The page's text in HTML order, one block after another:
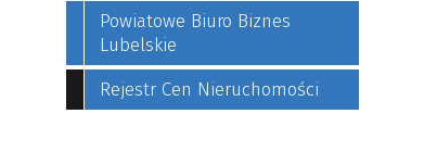
Powiatowe Biuro Biznes
Lubelskie
Rejestr Cen Nieruchomości